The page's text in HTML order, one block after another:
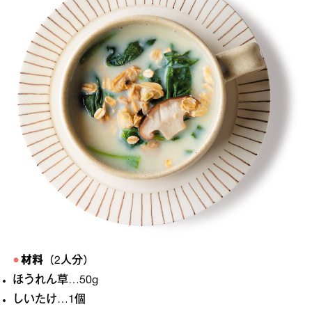
材料 （2人分）
ほうれん草…50g
しいたけ…1個